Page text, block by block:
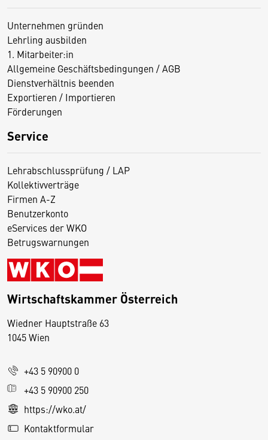
Unternehmen gründen
Lehrling ausbilden
1. Mitarbeiter:in
Allgemeine Geschäftsbedingungen / AGB
Dienstverhältnis beenden
Exportieren / Importieren
Förderungen
Service
Lehrabschlussprüfung / LAP
Kollektivverträge
Firmen A-Z
Benutzerkonto
eServices der WKO
Betrugswarnungen
Wirtschaftskammer Österreich
Wiedner Hauptstraße 63
1045 Wien
+43 5 90900 0
+43 5 90900 250
https://wko.at/
Kontaktformular
D
s
e
S
e